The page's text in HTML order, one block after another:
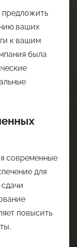
предложить
ваших
к вашим
была
современные
для
повысить